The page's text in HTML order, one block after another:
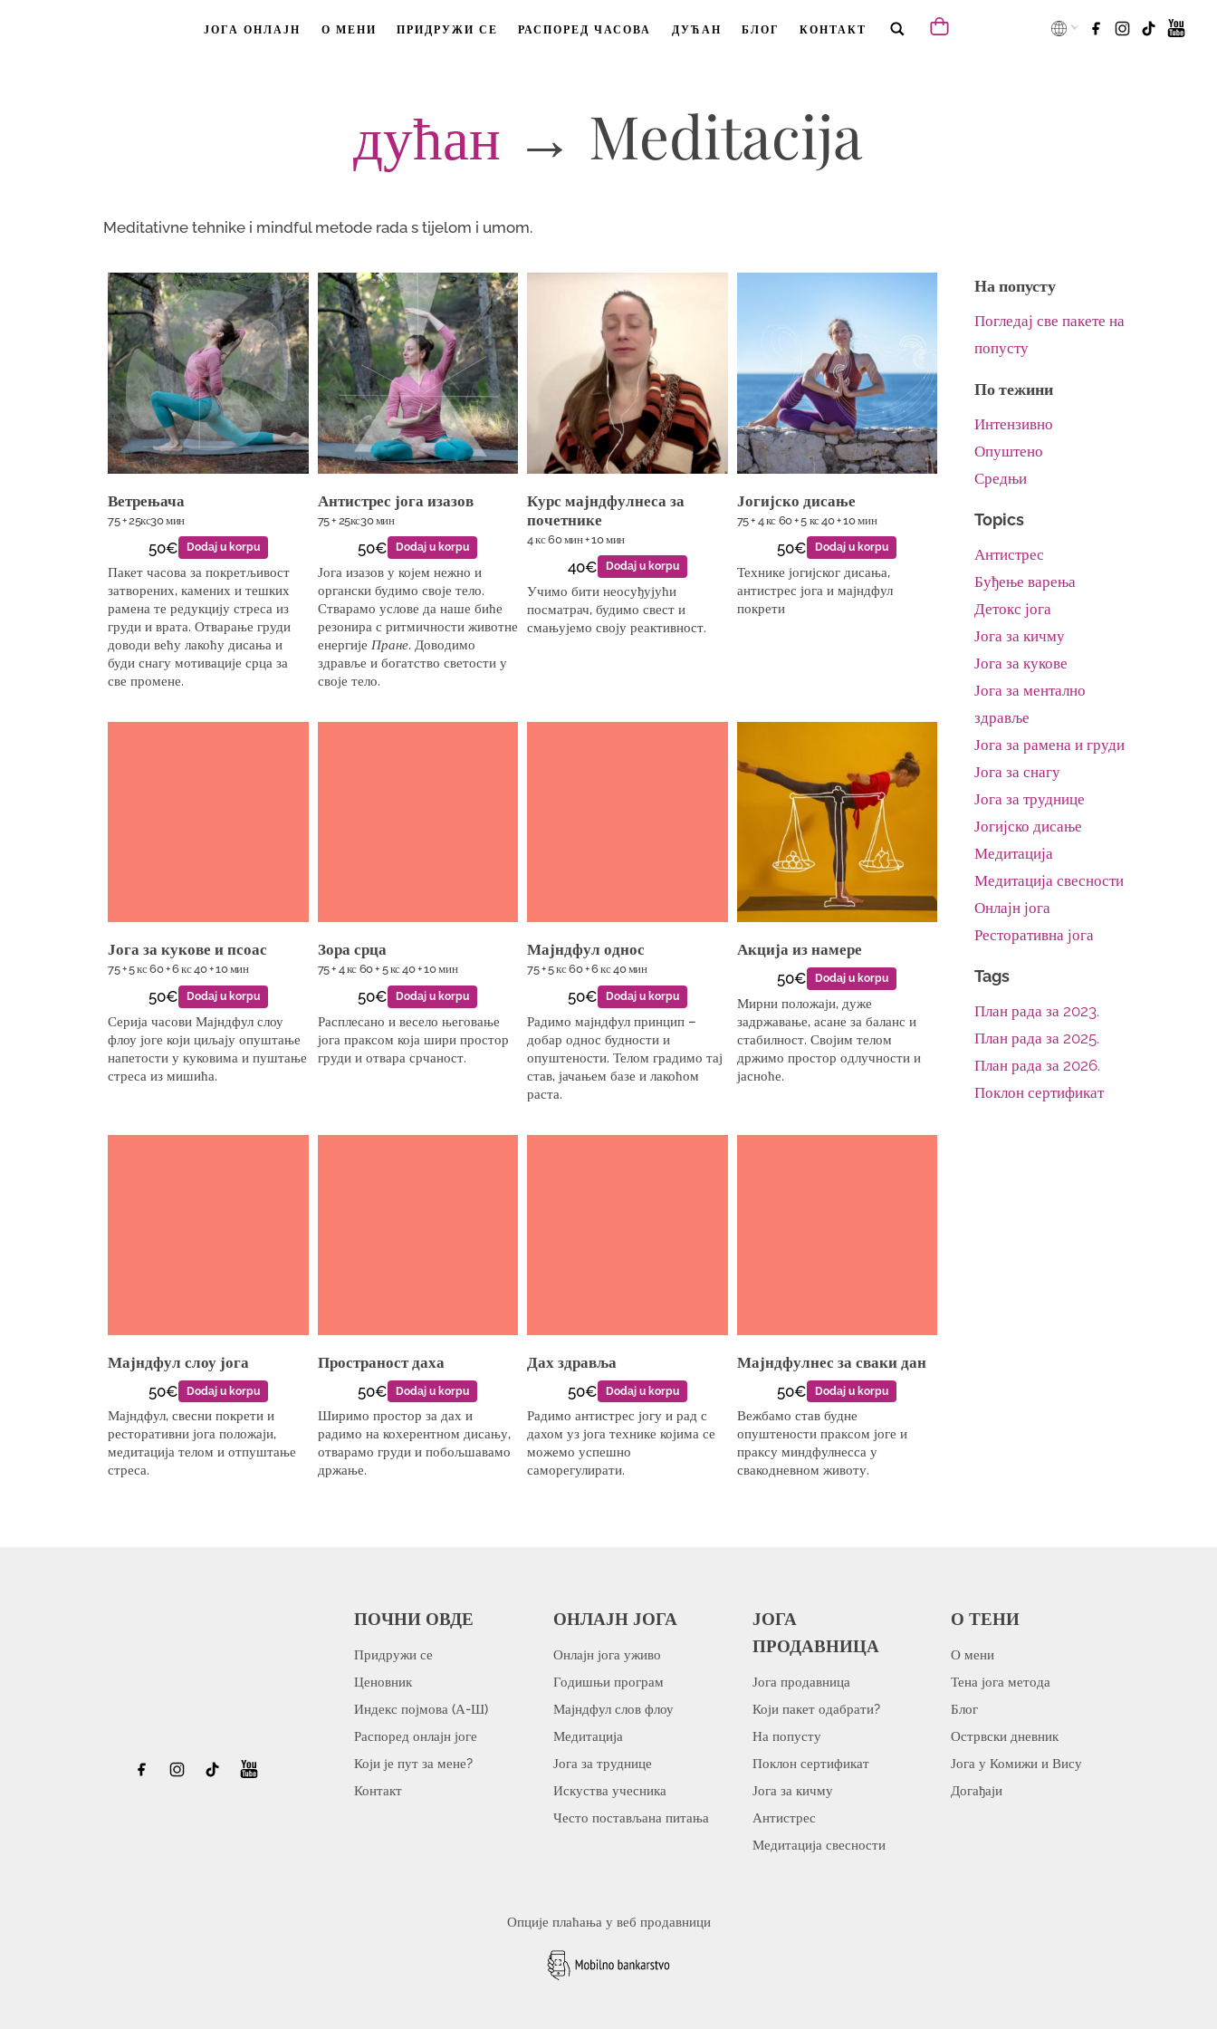
ЈОГА ОНЛАЈН О МЕНИ ПРИДРУЖИ СЕ РАСПОРЕД ЧАСОВА ДУЋАН БЛОГ КОНТАКТ
дућан → Meditacija
Meditativne tehnike i mindful metode rada s tijelom i umom.
Ветрењача
75 + 25кс30 мин
50€ Dodaj u korpu
Пакет часова за покретљивост
затворених, камених и тешких
рамена те редукцију стреса из
груди и врата. Отварање груди
доводи већу лакоћу дисања и
буди снагу мотивације срца за
све промене.
Антистрес јога изазов
75 + 25кс30 мин
50€ Dodaj u korpu
Јога изазов у којем нежно и
органски будимо своје тело.
Стварамо услове да наше биће
резонира с ритмичности животне
енергије Пране. Доводимо
здравље и богатство светости у
своје тело.
Курс мајндфулнеса за
почетнике
4 кс 60 мин + 10 мин
40€ Dodaj u korpu
Учимо бити неосуђујући
посматрач, будимо свест и
смањујемо своју реактивност.
Јогијско дисање
75 + 4 кс 60 + 5 кс 40 + 10 мин
50€ Dodaj u korpu
Технике јогијског дисања,
антистрес јога и мајндфул
покрети
Јога за кукове и псоас
75 + 5 кс 60 + 6 кс 40 + 10 мин
50€ Dodaj u korpu
Серија часови Мајндфул слоу
флоу јоге који циљају опуштање
напетости у куковима и пуштање
стреса из мишића.
Зора срца
75 + 4 кс 60 + 5 кс 40 + 10 мин
50€ Dodaj u korpu
Расплесано и весело његовање
јога праксом која шири простор
груди и отвара срчаност.
Мајндфул однос
75 + 5 кс 60 + 6 кс 40 мин
50€ Dodaj u korpu
Радимо мајндфул принцип –
добар однос будности и
опуштености. Телом градимо тај
став, јачањем базе и лакоћом
раста.
Акција из намере
50€
Dodaj u korpu
Мирни положаји, дуже
задржавање, асане за баланс и
стабилност. Својим телом
држимо простор одлучности и
јасноће.
Мајндфул слоу јога
50€
Dodaj u korpu
Мајндфул, свесни покрети и
ресторативни јога положаји,
медитација телом и отпуштање
стреса.
Пространост даха
50€
Dodaj u korpu
Ширимо простор за дах и
радимо на кохерентном дисању,
отварамо груди и побољшавамо
држање.
Дах здравља
50€
Dodaj u korpu
Радимо антистрес јогу и рад с
дахом уз јога технике којима се
можемо успешно
саморегулирати.
Мајндфулнес за сваки дан
50€
Dodaj u korpu
Вежбамо став будне
опуштености праксом јоге и
праксу миндфулнесса у
свакодневном животу.
На попусту
Погледај све пакете на
попусту
По тежини
Интензивно
Опуштено
Средњи
Topics
Антистрес
Буђење варења
Детокс јога
Јога за кичму
Јога за кукове
Јога за ментално
здравље
Јога за рамена и груди
Јога за снагу
Јога за труднице
Јогијско дисање
Медитација
Медитација свесности
Онлајн јога
Ресторативна јога
Tags
План рада за 2023.
План рада за 2025.
План рада за 2026.
Поклон сертификат
ПОЧНИ ОВДЕ
Придружи се
Ценовник
Индекс појмова (А-Ш)
Распоред онлајн јоге
Који је пут за мене?
Контакт
ОНЛАЈН ЈОГА
Онлајн јога уживо
Годишњи програм
Мајндфул слов флоу
Медитација
Јога за труднице
Искуства учесника
Често постављана питања
ЈОГА
ПРОДАВНИЦА
Јога продавница
Који пакет одабрати?
На попусту
Поклон сертификат
Јога за кичму
Антистрес
Медитација свесности
О ТЕНИ
О мени
Тена јога метода
Блог
Острвски дневник
Јога у Комижи и Вису
Догађаји
Опције плаћања у веб продавници